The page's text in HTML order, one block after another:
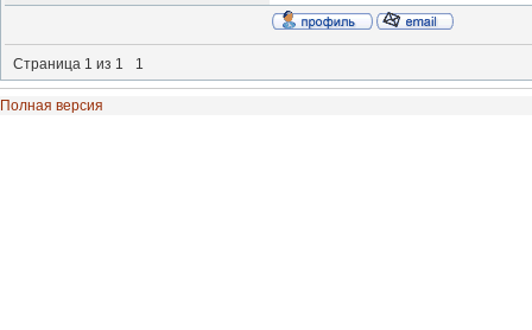
Страница 1 из 1 1
Полная версия